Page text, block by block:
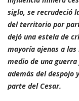
siglo, se recrudeció
del territorio por
dejó una estela de
mayoría ajenas a
medio de una
además del despojo
parte del Cesar.